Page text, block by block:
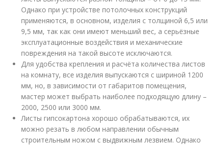
Однако при устройстве потолочных конструкций
применяются, в основном, изделия с толщиной 6,5 или
9,5 мм, так как они имеют меньший вес, а серьёзные
эксплуатационные воздействия и механические
повреждения на такой высоте исключаются.
Для удобства крепления и расчёта количества листов
на комнату, все изделия выпускаются с шириной 1200
мм, но, в зависимости от габаритов помещения,
мастер может выбрать наиболее подходящую длину –
2000, 2500 или 3000 мм.
Листы гипсокартона хорошо обрабатываются, их
можно резать в любом направлении обычным
строительным ножом с выдвижным лезвием. Однако